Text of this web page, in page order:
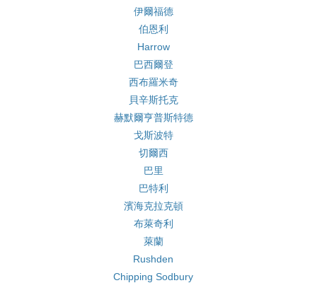
伊爾福德
伯恩利
Harrow
巴西爾登
西布羅米奇
貝辛斯托克
赫默爾亨普斯特德
戈斯波特
切爾西
巴里
巴特利
濱海克拉克頓
布萊奇利
萊蘭
Rushden
Chipping Sodbury